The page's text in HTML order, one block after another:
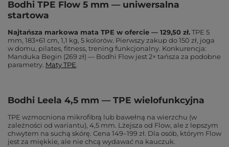
Bodhi TPE Flow 5 mm — uniwersalna
startowa
Najtańsza markowa mata TPE w ofercie — 129,50 zł.TPE 5
mm, 183×61 cm, 1,1 kg, 5 kolorów. Pierwszy zakup do 150 zł, joga
w domu, pilates, fitness, trening funkcjonalny. Konkurencja:
Manduka Begin (269 zł) — Bodhi Flow jest 2× tańsza za podobne
parametry. Maty TPE.
Bodhi Leela 4,5 mm — TPE wielofunkcyjna
TPE wzmocniona mikrofibrą lub bawełną na wierzchu (w
zależności od wariantu), 4,5 mm. Lżejsza od Flow, ale z lepszym
chwytem na suchą skórę. Cena 149–199 zł. Dla osób, którym Flow
jest za miękkie, ale nie chcą wydawać na kauczuk.